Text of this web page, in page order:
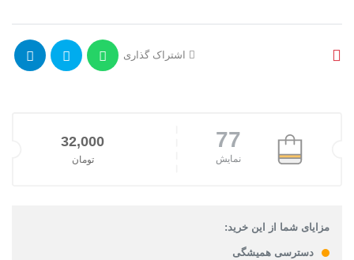
اشتراک گذاری
77
نمایش
32,000
تومان
مزایای شما از این خرید:
دسترسی همیشگی